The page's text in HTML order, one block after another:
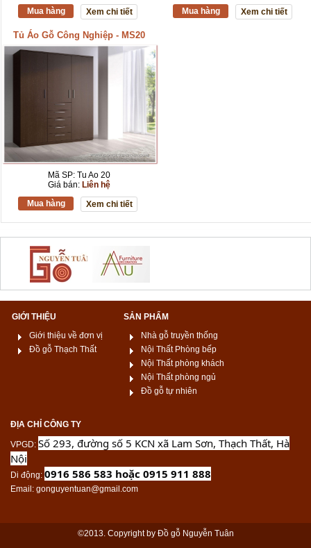
Mua hàng
Xem chi tiết
Mua hàng
Xem chi tiết
Tủ Áo Gỗ Công Nghiệp - MS20
Mã SP: Tu Ao 20
Giá bán: Liên hệ
Mua hàng
Xem chi tiết
GIỚI THIỆU
Giới thiệu về đơn vị
Đồ gỗ Thạch Thất
SẢN PHẨM
Nhà gỗ truyền thống
Nội Thất Phòng bếp
Nội Thất phòng khách
Nội Thất phòng ngủ
Đồ gỗ tự nhiên
ĐỊA CHỈ CÔNG TY
VPGD: Số 293, đường số 5 KCN xã Lam Sơn, Thạch Thất, Hà
Nội
Di động: 0916 586 583 hoặc 0915 911 888
Email : gonguyentuan@gmail.com
©2013. Copyright by Đồ gỗ Nguyễn Tuân